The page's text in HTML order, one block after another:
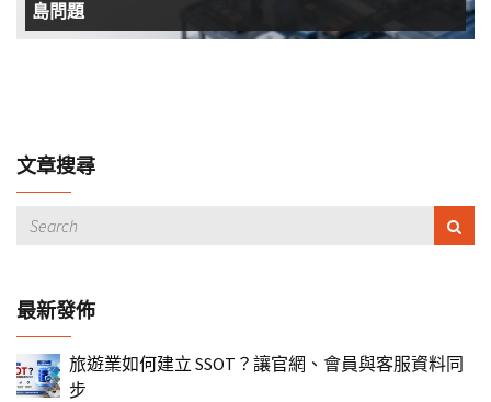
島問題
文章搜尋
最新發佈
旅遊業如何建立 SSOT？讓官網、會員與客服資料同
步